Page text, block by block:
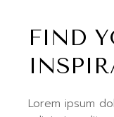
FIND
Lorem ipsum